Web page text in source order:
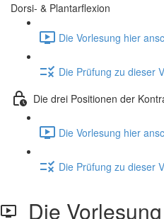
Dorsi- & Plantarflexion
Die Vorlesung hier
Die Prüfung zu dieser
Die drei Positionen der
Die Vorlesung hier
Die Prüfung zu dieser
Die